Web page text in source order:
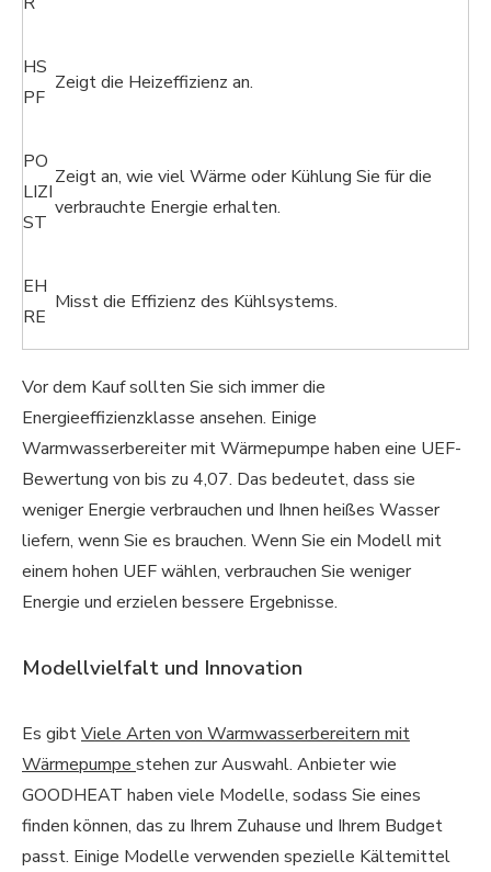
HS
PF
Zeigt die Heizeffizienz an.
PO
LIZI
ST
Zeigt an, wie viel Wärme oder Kühlung Sie für die
verbrauchte Energie erhalten.
EH
RE
Misst die Effizienz des Kühlsystems.
Vor dem Kauf sollten Sie sich immer die
Energieeffizienzklasse ansehen. Einige
Warmwasserbereiter mit Wärmepumpe haben eine UEF-
Bewertung von bis zu 4,07. Das bedeutet, dass sie
weniger Energie verbrauchen und Ihnen heißes Wasser
liefern, wenn Sie es brauchen. Wenn Sie ein Modell mit
einem hohen UEF wählen, verbrauchen Sie weniger
Energie und erzielen bessere Ergebnisse.
Modellvielfalt und Innovation
Es gibtViele Arten von Warmwasserbereitern mit
Wärmepumpe stehen zur Auswahl. Anbieter wie
GOODHEAT haben viele Modelle, sodass Sie eines
finden können, das zu Ihrem Zuhause und Ihrem Budget
passt. Einige Modelle verwenden spezielle Kältemittel